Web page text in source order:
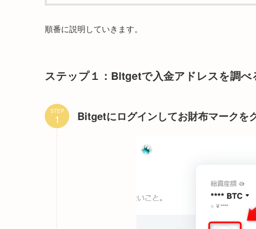
順番に説明していきます。
ステップ１：Bitgetで入金アドレスを調べ
STEP Bitgetにログインしてお財布マークを